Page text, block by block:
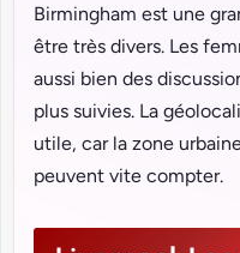
Birmingham est une
être très divers. Les
aussi bien des
plus suivies. La
utile, car la zone
peuvent vite compter.